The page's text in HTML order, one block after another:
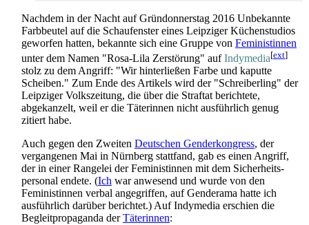
Nachdem in der Nacht auf Gründonnerstag 2016 Unbekannte
Farbbeutel auf die Schaufenster eines Leipziger Küchen­studios
geworfen hatten, bekannte sich eine Gruppe von Feministinnen
unter dem Namen "Rosa-Lila Zerstörung" aufIndymedia[ext]
stolz zu dem Angriff: "Wir hinterließen Farbe und kaputte
Scheiben." Zum Ende des Artikels wird der "Schreiberling" der
Leipziger Volkszeitung, die über die Straftat berichtete,
abgekanzelt, weil er die Täterinnen nicht ausführlich genug
zitiert habe.
Auch gegen den Zweiten Deutschen Genderkongress, der
vergangenen Mai in Nürnberg stattfand, gab es einen Angriff,
der in einer Rangelei der Feministinnen mit dem Sicherheits­
personal endete. (Ich war anwesend und wurde von den
Feministinnen verbal angegriffen, auf Genderama hatte ich
ausführlich darüber berichtet.) Auf Indymedia erschien die
Begleit­propaganda derTäterinnen: